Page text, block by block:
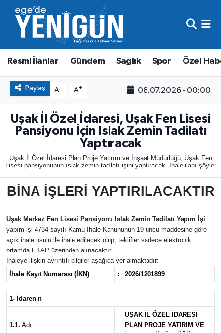
Resmi İlanlar Gündem Sağlık Spor Özel
Paylaş A- A+ 08.07.2026 - 00:00
Uşak İl Özel İdaresi, Uşak Fen Lisesi
Pansiyonu İçin Islak Zemin Tadilatı
Yaptıracak
Uşak İl Özel İdaresi Plan Proje Yatırım ve İnşaat Müdürlüğü, Uşak Fen
Lisesi pansiyonunun ıslak zemin tadilatı işini yaptıracak. İhale ilanı şöyle:
BİNA İŞLERİ YAPTIRILACAKTIR
Uşak Merkez Fen Lisesi Pansiyonu Islak Zemin Tadilatı Yapım İşi
yapım işi 4734 sayılı Kamu İhale Kanununun 19 uncu maddesine göre
açık ihale usulü ile ihale edilecek olup, teklifler sadece elektronik
ortamda EKAP üzerinden alınacaktır.
İhaleye ilişkin ayrıntılı bilgiler aşağıda yer almaktadır:
İhale Kayıt Numarası (İKN)
: 2026/1201899
1- İdarenin
1.1. Adı :
UŞAK İL ÖZEL İDARESİ
PLAN PROJE YATIRIM VE
Resmi İlanlar
Gündem
Sağlık
Spor
Özel Haber
Beyoğlu Nöbetçi Eczaneler
Beyoğlu Hava Durumu
Beyoğlu Trafik Yoğunluk Haritası
Süper Lig Puan Durumu ve Fikstür
Tüm Manşetler
Son Dakika Haberleri
Haber Arşivi